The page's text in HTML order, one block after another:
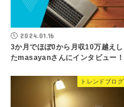
2024.01.16
3か月でほぼ0から月収10万越えし
たmasayanさんにインタビュー！
トレンドブログ